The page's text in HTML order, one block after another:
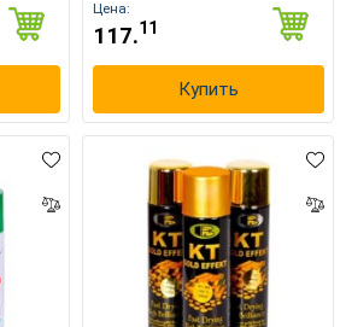
Цена:
117.11
Купить